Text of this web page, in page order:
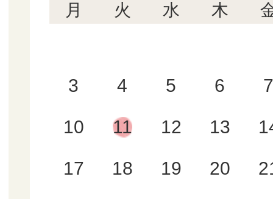
月 火 水 木
3 4 5 6 7
10 11 12 13
17 18 19 20